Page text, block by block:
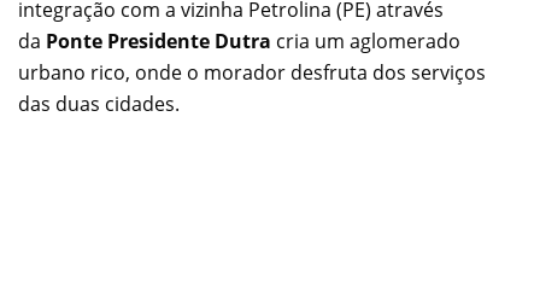
integração com a vizinha Petrolina (PE) através
da Ponte Presidente Dutra cria um aglomerado
urbano rico, onde o morador desfruta dos serviços
das duas cidades.